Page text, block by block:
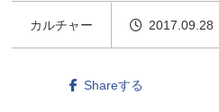
カルチャー 2017.09.28
Shareする